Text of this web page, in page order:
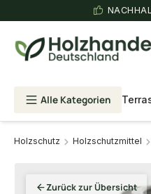
Alle Kategorien
Holzschutz Holzschutzmittel
Zurück zur Übersicht